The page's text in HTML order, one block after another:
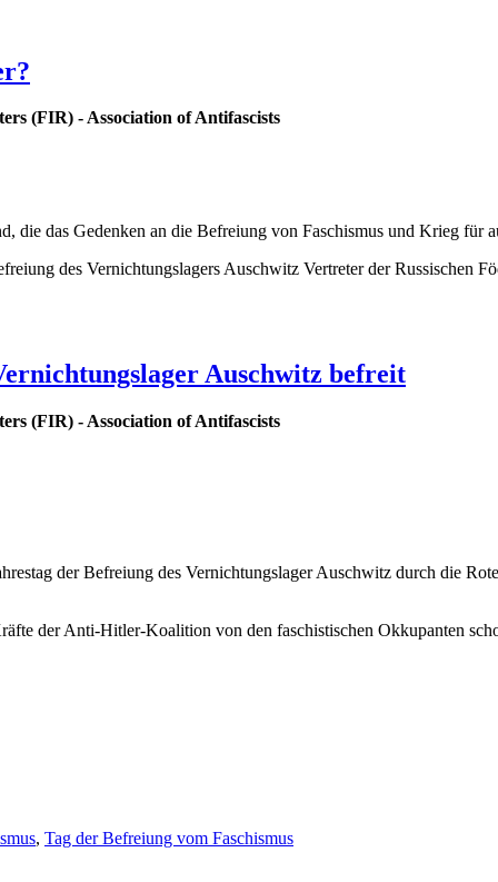
(FIR) - Association of Antifascists
das Gedenken an die Befreiung von Faschismus und Krieg für
des Vernichtungslagers Auschwitz Vertreter der Russischen
Auschwitz befreit
(FIR) - Association of Antifascists
der Befreiung des Vernichtungslager Auschwitz durch die
der Anti-Hitler-Koalition von den faschistischen Okkupanten
, Tag der Befreiung vom Faschismus